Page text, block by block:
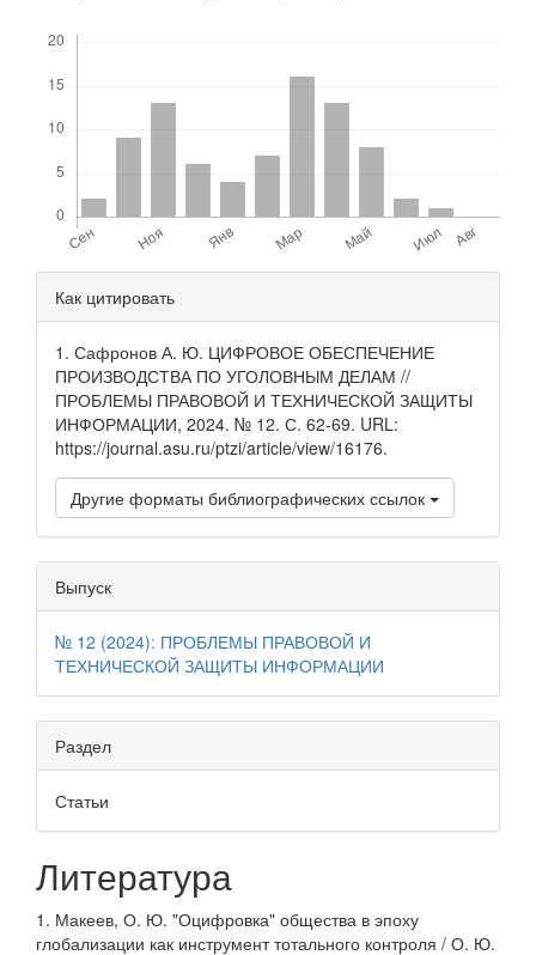
Детали
статьи
Как цитировать
1. Сафронов А. Ю. ЦИФРОВОЕ ОБЕСПЕЧЕНИЕ
ПРОИЗВОДСТВА ПО УГОЛОВНЫМ ДЕЛАМ //
ПРОБЛЕМЫ ПРАВОВОЙ И ТЕХНИЧЕСКОЙ ЗАЩИТЫ
ИНФОРМАЦИИ, 2024. № 12. С. 62-69. URL:
https://journal.asu.ru/ptzi/article/view/16176.
Другие форматы библиографических ссылок
Выпуск
№ 12 (2024): ПРОБЛЕМЫ ПРАВОВОЙ И
ТЕХНИЧЕСКОЙ ЗАЩИТЫ ИНФОРМАЦИИ
Раздел
Статьи
Литература
1. Макеев, О. Ю. "Оцифровка" общества в эпоху
глобализации как инструмент тотального контроля / О. Ю.